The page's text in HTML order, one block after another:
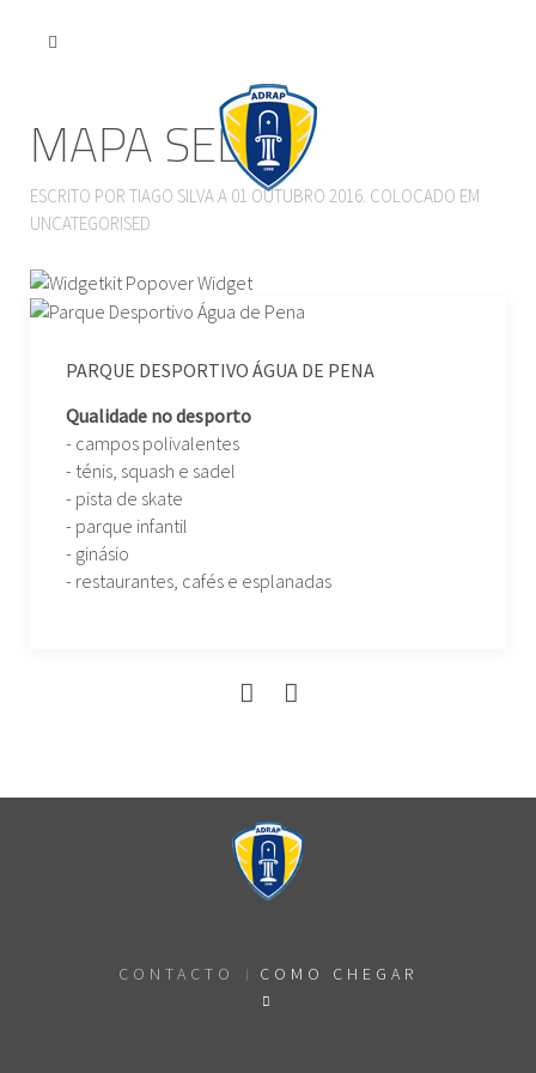
MAPA SEDE
ESCRITO POR TIAGO SILVA A 01 OUTUBRO 2016. COLOCADO EM
UNCATEGORISED
PARQUE DESPORTIVO ÁGUA DE PENA
Qualidade no desporto
- campos polivalentes
- ténis, squash e sadel
- pista de skate
- parque infantil
- ginásio
- restaurantes, cafés e esplanadas
BEMPOSTA
Campo Desportivo Multiusos Coberto
CONTACTO COMO CHEGAR